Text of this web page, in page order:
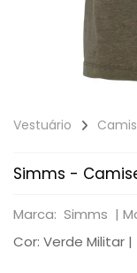
Vestuário
Simms -
Marca: Simms |
Cor: Verde Militar